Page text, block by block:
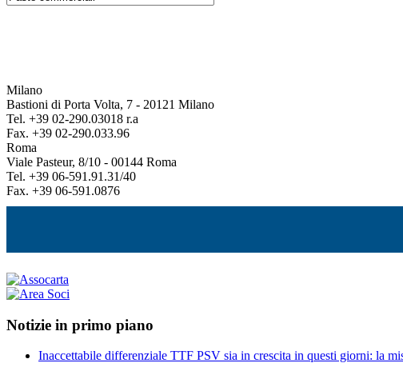
Milano
Bastioni di Porta Volta, 7 - 20121 Milano
Tel. +39 02-290.03018 r.a
Fax. +39 02-290.033.96
Roma
Viale Pasteur, 8/10 - 00144 Roma
Tel. +39 06-591.91.31/40
Fax. +39 06-591.0876
Notizie in primo piano
Inaccettabile differenziale TTF PSV sia in crescita in questi giorni: la